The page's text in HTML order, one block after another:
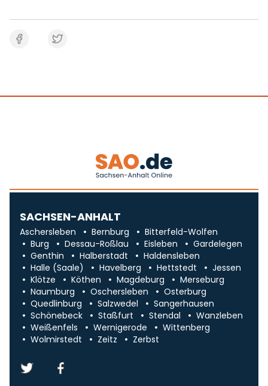
SACHSEN-ANHALT
Aschersleben Bernburg
Bitterfeld-Wolfen
Burg
Dessau-Roßlau Eisleben
Gardelegen
Genthin
Halberstadt
Haldensleben
Halle (Saale)
Havelberg Hettstedt
Jessen
Klötze
Köthen Magdeburg
Merseburg
Naumburg
Oschersleben
Osterburg
Quedlinburg
Salzwedel
Sangerhausen
Schönebeck
Staßfurt Stendal
Wanzleben
Weißenfels
Wernigerode
Wittenberg
Wolmirstedt
Zeitz Zerbst